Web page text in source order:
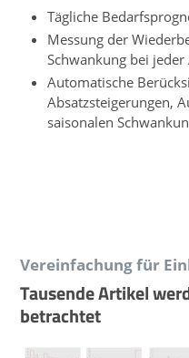
Tägliche
Messung der
Schwankung bei
Automatische
Absatzsteigerungen,
saisonalen
Vereinfachung für
Tausende Artikel
betrachtet